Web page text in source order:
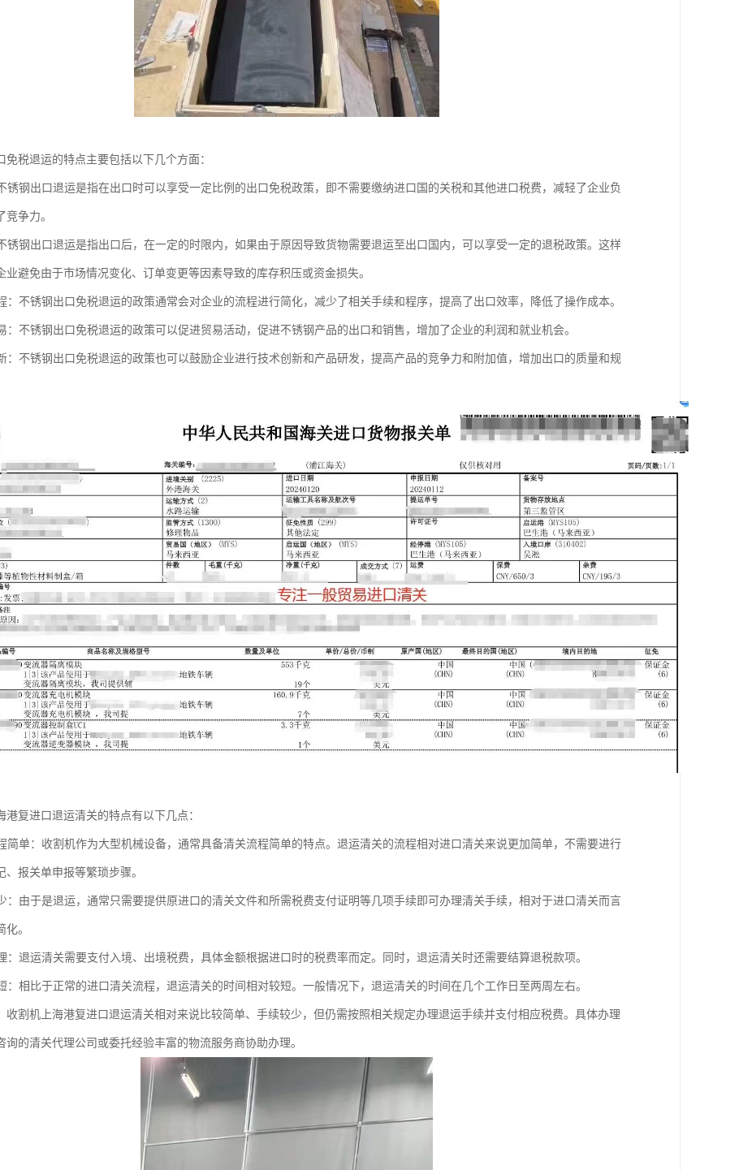
免税退运的特点主要包括以下几个方面：
锈钢出口退运是指在出口时可以享受一定比例的出口免税政策，即不需要缴纳进口国的关税和其他进口税费，减轻了企业负
竞争力。
锈钢出口退运是指出口后，在一定的时限内，如果由于原因导致货物需要退运至出口国内，可以享受一定的退税政策。这样
业避免由于市场情况变化、订单变更等因素导致的库存积压或资金损失。
：不锈钢出口免税退运的政策通常会对企业的流程进行简化，减少了相关手续和程序，提高了出口效率，降低了操作成本。
：不锈钢出口免税退运的政策可以促进贸易活动，促进不锈钢产品的出口和销售，增加了企业的利润和就业机会。
：不锈钢出口免税退运的政策也可以鼓励企业进行技术创新和产品研发，提高产品的竞争力和附加值，增加出口的质量和规
港复进口退运清关的特点有以下几点：
简单：收割机作为大型机械设备，通常具备清关流程简单的特点。退运清关的流程相对进口清关来说更加简单，不需要进行
、报关单申报等繁琐步骤。
：由于是退运，通常只需要提供原进口的清关文件和所需税费支付证明等几项手续即可办理清关手续，相对于进口清关而言
。
：退运清关需要支付入境、出境税费，具体金额根据进口时的税费率而定。同时，退运清关时还需要结算退税款项。
：相比于正常的进口清关流程，退运清关的时间相对较短。一般情况下，退运清关的时间在几个工作日至两周左右。
收割机上海港复进口退运清关相对来说比较简单、手续较少，但仍需按照相关规定办理退运手续并支付相应税费。具体办理
询的清关代理公司或委托经验丰富的物流服务商协助办理。